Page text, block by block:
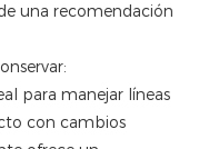
una recomendación
para manejar líneas
con cambios